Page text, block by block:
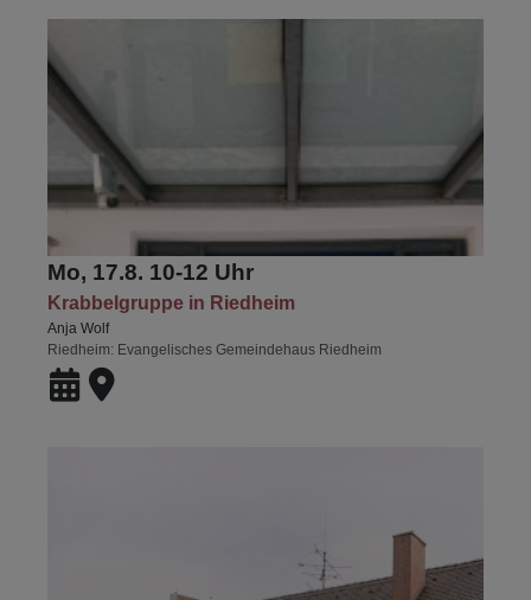
Mo, 17.8. 10-12 Uhr
Krabbelgruppe in Riedheim
Anja Wolf
Riedheim
Evangelisches Gemeindehaus Riedheim